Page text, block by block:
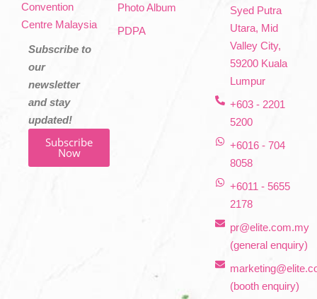
Convention
Centre Malaysia
Subscribe to
our
newsletter
and stay
updated!
Subscribe
Now
Photo Album
PDPA
Syed Putra
Utara, Mid
Valley City,
59200 Kuala
Lumpur
+603 - 2201
5200
+6016 - 704
8058
+6011 - 5655
2178
pr@elite.com.my
(general enquiry)
(booth enquiry)